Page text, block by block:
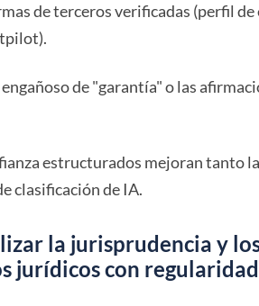
de terceros verificadas (perfil de
de "garantía" o las
estructurados mejoran tanto
clasificación de IA.
la jurisprudencia y
jurídicos con regularidad